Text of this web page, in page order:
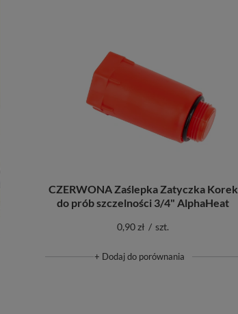
CZERWONA Zaślepka Zatyczka Korek
do prób szczelności 3/4" AlphaHeat
0,90 zł / szt.
+ Dodaj do porównania